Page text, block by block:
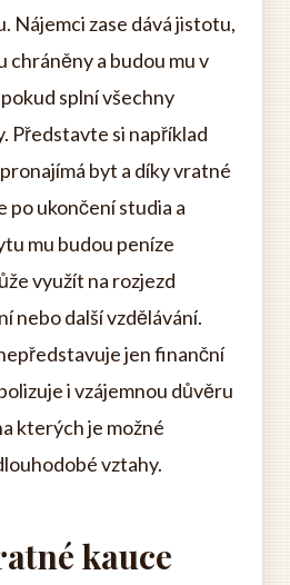
Nájemci zase dává jistotu,
chráněny a budou mu v
splní všechny
Představte si například
byt a díky vratné
po ukončení studia a
mu budou peníze
využít na rozjezd
nebo další vzdělávání.
jen finanční
i vzájemnou důvěru
kterých je možné
vztahy.
kauce